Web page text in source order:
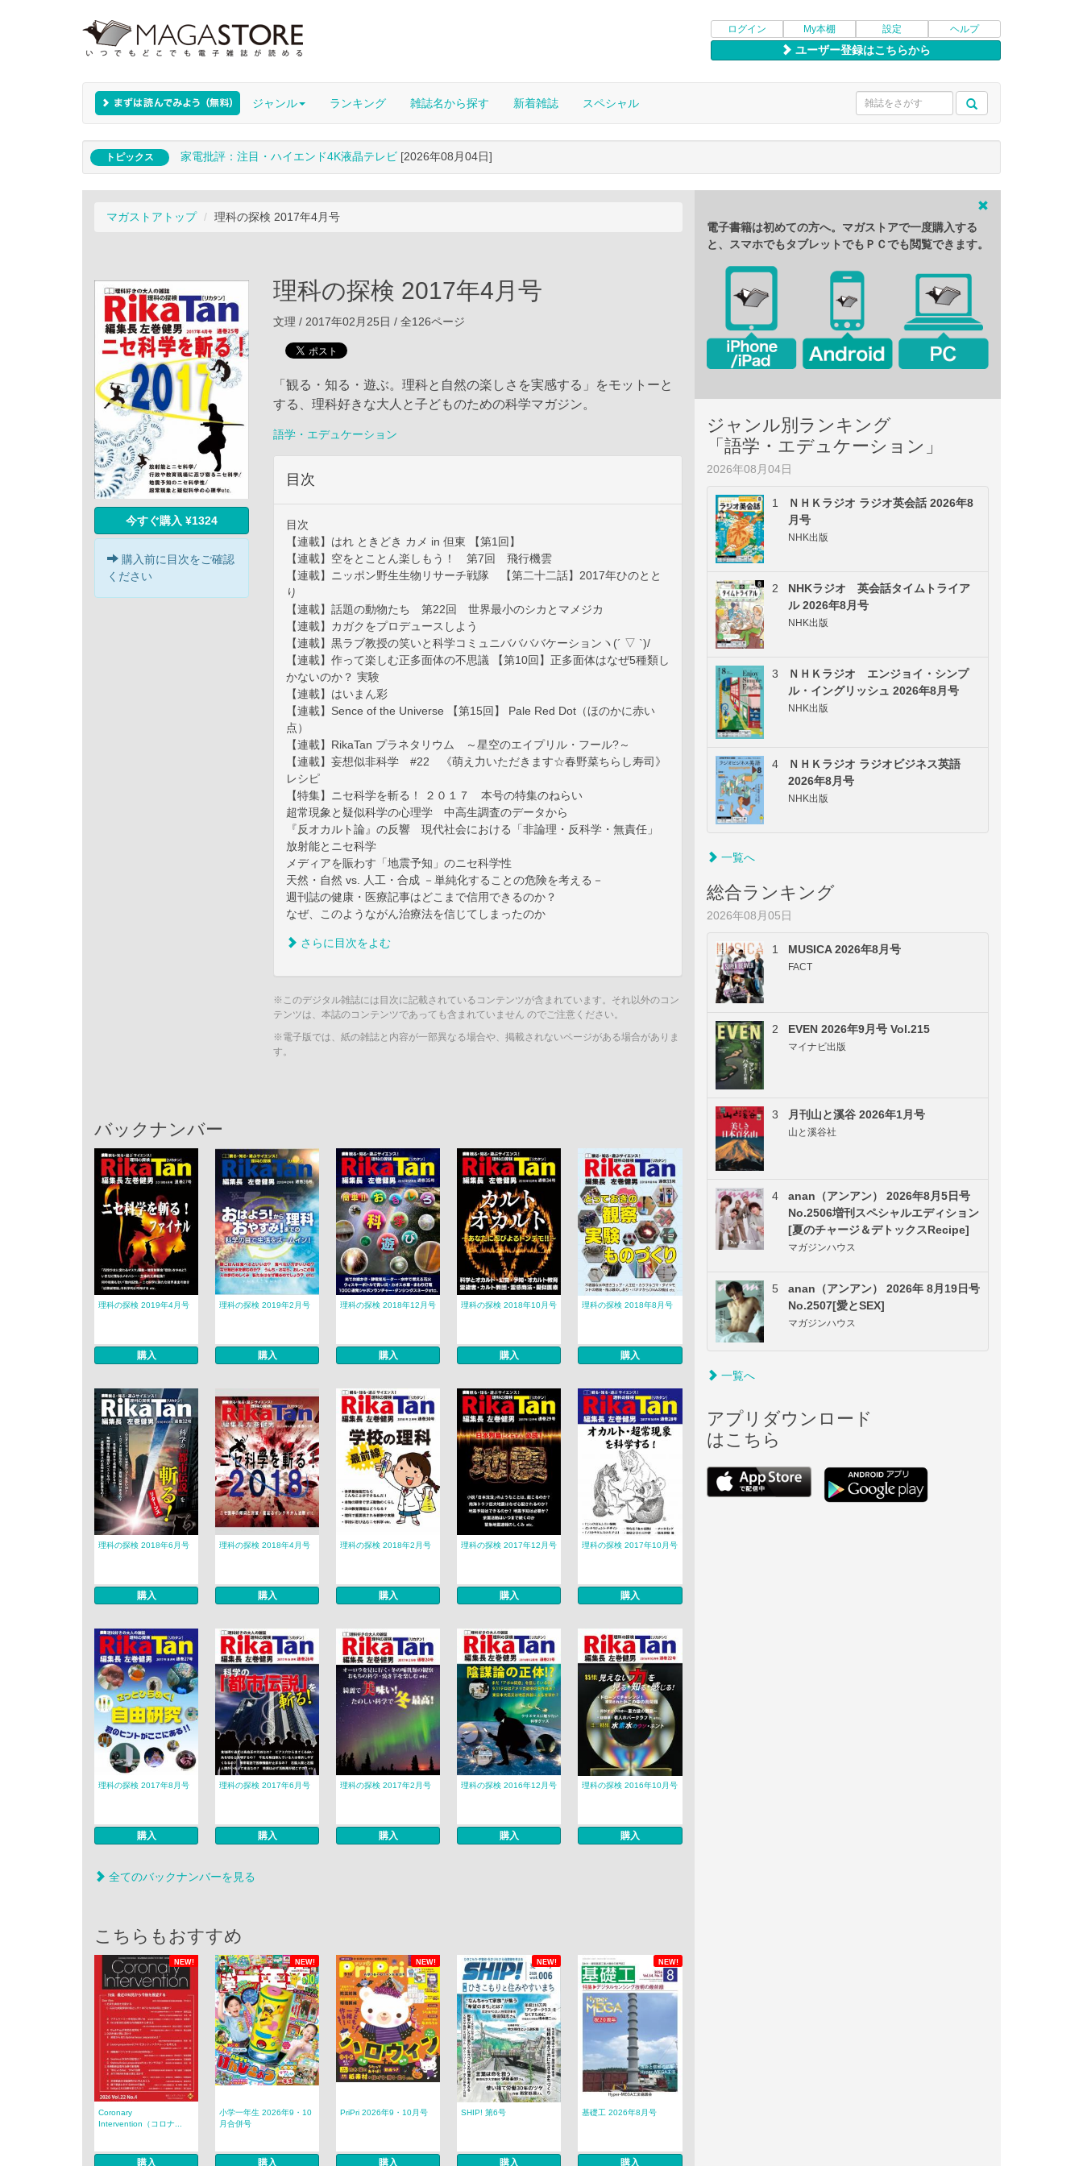
ログイン My本棚 設定 ヘルプ
ユーザー登録はこちらから
ジャンル ランキング 雑誌名から探す 新着雑誌 スペシャル
トピックス 家電批評：注目・ハイエンド4K液晶テレビ [2026年08月04日]
マガストアトップ 理科の探検 2017年4月号
今すぐ購入 ¥1324
購入前に目次をご確認
ください
理科の探検 2017年4月号
文理 / 2017年02月25日 / 全126ページ
「観る・知る・遊ぶ。理科と自然の楽しさを実感する」をモットーと
する、理科好きな大人と子どものための科学マガジン。
語学・エデュケーション
目次
目次
【連載】はれ ときどき カメ in 但東 【第1回】
【連載】空をとことん楽しもう！ 第7回 飛行機雲
【連載】ニッポン野生生物リサーチ戦隊 【第二十二話】2017年ひのとと
り
【連載】話題の動物たち 第22回 世界最小のシカとマメジカ
【連載】カガクをプロデュースしよう
【連載】黒ラブ教授の笑いと科学コミュニババババケーションヽ(´ ▽ `)/
【連載】作って楽しむ正多面体の不思議 【第10回】正多面体はなぜ5種類し
かないのか？ 実験
【連載】はいまん彩
【連載】Sence of the Universe 【第15回】 Pale Red Dot（ほのかに赤い
点）
【連載】RikaTan プラネタリウム ～星空のエイプリル・フール?～
【連載】妄想似非科学 #22 《萌え力いただきます☆春野菜ちらし寿司》
レシピ
【特集】ニセ科学を斬る！ ２０１７ 本号の特集のねらい
超常現象と疑似科学の心理学 中高生調査のデータから
『反オカルト論』の反響 現代社会における「非論理・反科学・無責任」
放射能とニセ科学
メディアを賑わす「地震予知」のニセ科学性
天然・自然 vs. 人工・合成 －単純化することの危険を考える－
週刊誌の健康・医療記事はどこまで信用できるのか？
なぜ、このようながん治療法を信じてしまったのか
さらに目次をよむ
※このデジタル雑誌には目次に記載されているコンテンツが含まれています。それ以外のコン
テンツは、本誌のコンテンツであっても含まれていません のでご注意ください。
※電子版では、紙の雑誌と内容が一部異なる場合や、掲載されないページがある場合がありま
す。
バックナンバー
理科の探検 2019年4月号
購入
理科の探検 2019年2月号
購入
理科の探検 2018年12月号
購入
理科の探検 2018年10月号
購入
理科の探検 2018年8月号
購入
理科の探検 2018年6月号
購入
理科の探検 2018年4月号
購入
理科の探検 2018年2月号
購入
理科の探検 2017年12月号
購入
理科の探検 2017年10月号
購入
理科の探検 2017年8月号
購入
理科の探検 2017年6月号
購入
理科の探検 2017年2月号
購入
理科の探検 2016年12月号
購入
理科の探検 2016年10月号
購入
全てのバックナンバーを見る
こちらもおすすめ
NEW! NEW! NEW! NEW! NEW!
Coronary
Intervention（コロナ...
購入
小学一年生 2026年9・10
月合併号
購入
PriPri 2026年9・10月号
購入
SHIP! 第6号
購入
基礎工 2026年8月号
購入
電子書籍は初めての方へ。マガストアで一度購入する
と、スマホでもタブレットでもＰＣでも閲覧できます。
ジャンル別ランキング
「語学・エデュケーション」
2026年08月04日
1
ＮＨＫラジオ ラジオ英会話 2026年8
月号
NHK出版
2
NHKラジオ 英会話タイムトライア
ル 2026年8月号
NHK出版
3
ＮＨＫラジオ エンジョイ・シンプ
ル・イングリッシュ 2026年8月号
NHK出版
4
ＮＨＫラジオ ラジオビジネス英語
2026年8月号
NHK出版
一覧へ
総合ランキング
2026年08月05日
1 MUSICA 2026年8月号
FACT
2 EVEN 2026年9月号 Vol.215
マイナビ出版
3 月刊山と溪谷 2026年1月号
山と溪谷社
4
anan（アンアン） 2026年8月5日号
No.2506増刊スペシャルエディション
[夏のチャージ＆デトックスRecipe]
マガジンハウス
5
anan（アンアン） 2026年 8月19日号
No.2507[愛とSEX]
マガジンハウス
一覧へ
アプリダウンロード
はこちら